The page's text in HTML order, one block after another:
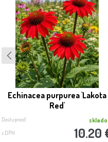
Echinacea purpurea 'Lakota
Red'
Dostupnosť:
s DPH 10.20